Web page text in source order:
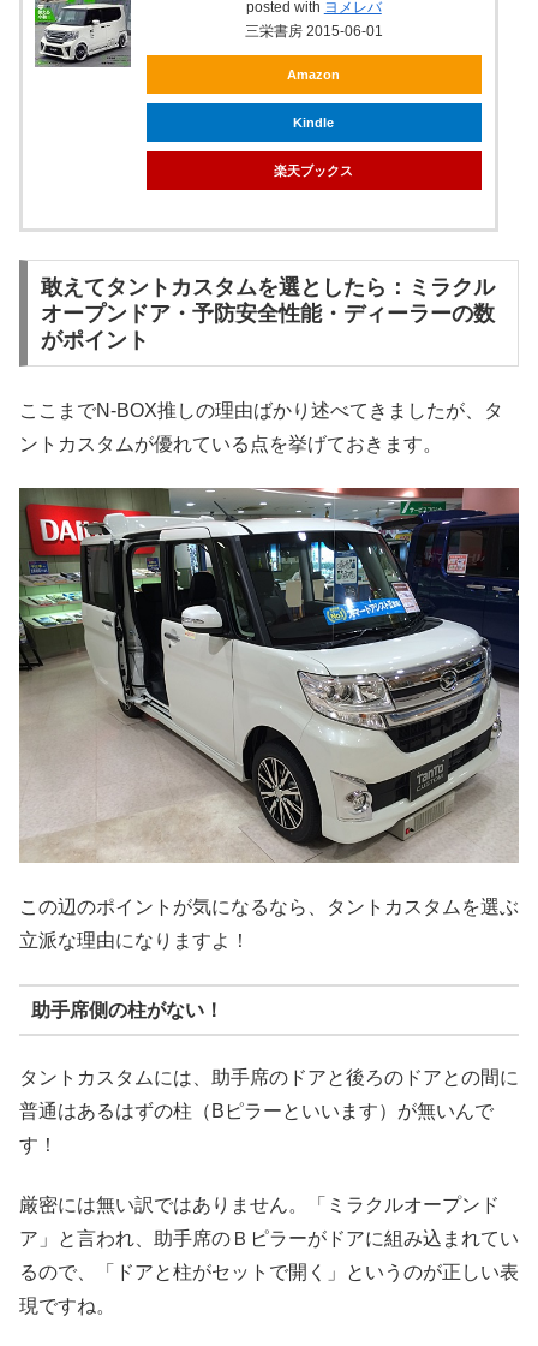
posted with ヨメレバ
三栄書房 2015-06-01
Amazon
Kindle
楽天ブックス
敢えてタントカスタムを選としたら：ミラクル
オープンドア・予防安全性能・ディーラーの数
がポイント
ここまでN-BOX推しの理由ばかり述べてきましたが、タ
ントカスタムが優れている点を挙げておきます。
この辺のポイントが気になるなら、タントカスタムを選ぶ
立派な理由になりますよ！
助手席側の柱がない！
タントカスタムには、助手席のドアと後ろのドアとの間に
普通はあるはずの柱（Bピラーといいます）が無いんで
す！
厳密には無い訳ではありません。「ミラクルオープンド
ア」と言われ、助手席のＢピラーがドアに組み込まれてい
るので、「ドアと柱がセットで開く」というのが正しい表
現ですね。